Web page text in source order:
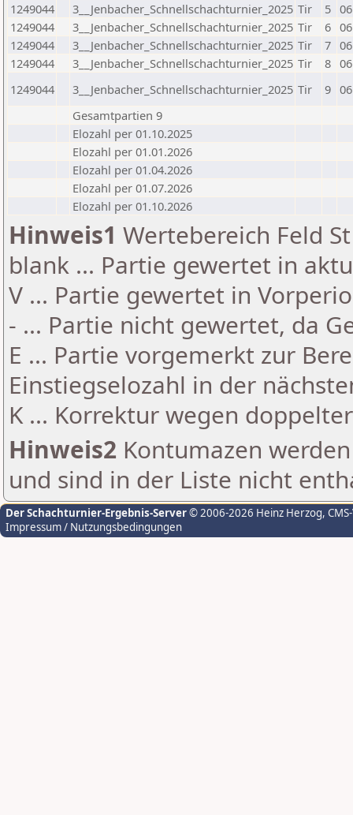
1249044
3__Jenbacher_Schnellschachturnier_2025 Tir 5
1249044
3__Jenbacher_Schnellschachturnier_2025 Tir 6
1249044
3__Jenbacher_Schnellschachturnier_2025 Tir 7
1249044
3__Jenbacher_Schnellschachturnier_2025 Tir 8
1249044
3__Jenbacher_Schnellschachturnier_2025 Tir 9
Gesamtpartien 9
Elozahl per 01.10.2025
Elozahl per 01.01.2026
Elozahl per 01.04.2026
Elozahl per 01.07.2026
Elozahl per 01.10.2026
Hinweis1 Wertebereich Feld
blank ... Partie gewertet in
V ... Partie gewertet in
- ... Partie nicht gewertet, da
E ... Partie vorgemerkt zur
Einstiegselozahl in der
K ... Korrektur wegen
Hinweis2 Kontumazen
und sind in der Liste nicht
Der Schachturnier-Ergebnis-Server© 2006-2026 Heinz Herzog,
Impressum / Nutzungsbedingungen